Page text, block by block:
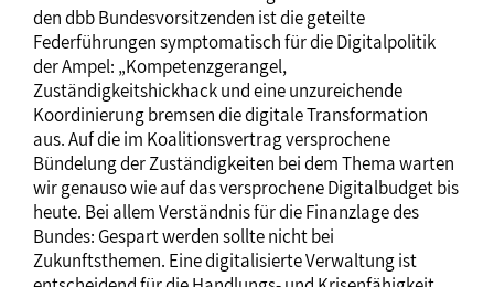
den dbb Bundesvorsitzenden ist die geteilte
Federführungen symptomatisch für die Digitalpolitik
der Ampel: „Kompetenzgerangel,
Zuständigkeitshickhack und eine unzureichende
Koordinierung bremsen die digitale Transformation
aus. Auf die im Koalitionsvertrag versprochene
Bündelung der Zuständigkeiten bei dem Thema warten
wir genauso wie auf das versprochene Digitalbudget bis
heute. Bei allem Verständnis für die Finanzlage des
Bundes: Gespart werden sollte nicht bei
Zukunftsthemen. Eine digitalisierte Verwaltung ist